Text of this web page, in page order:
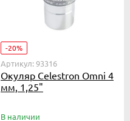
-20%
Артикул: 93316
Окуляр Celestron Omni 4
мм, 1,25"
В наличии